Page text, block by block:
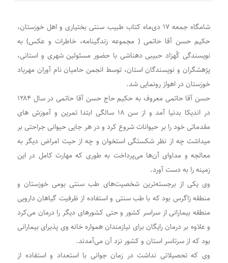
شامگاه جمعه ۱۷ دی‌ماه کتاب طبیب سنتی بختیاری و اهل خوزستان،
حکیم حسن آقا حاتمی ( مجموعه زندگینامه، خاطرات و عکس) به
نویسندگی کُهزاد حبیبی دهناشی با حضور مسئولین شهری و استانی،
پژهشگران و نویسندگان استان، توسط انجمن حامیان نام آوران مهریاد
خوزستان در اهواز رونمایی شد.
حسن آقا حاتمی معروف به حکیم حاج حسن آقا حاتمی در سال ۱۲۸۴
در اندیکا بدنیا آمد و از سن ۱۸ سالگی ابتدا تمرین و آموزش های
مقدماتی خود را بر حیوانات شروع کرد و در هر جایی حیوانی جراحتی بر
میداشت چه از نظر شکستگی استخوان و چه از حیث امراض دیگر به
معالجه و مداوای آن‌ها می‌پرداخت به طوری که مهارت کامل در این
زمینه را به دست آورد.
وی یکی از برجسته‌ترین شخصیت‌های طب سنتی بومی خوزستان و
منطقه زاگرس بود که با طب سنتی و استفاده از ظرفیت گیاهان دارویی
منطقه بیمارانی از سراسر کشور و حتی کشورهای دیگر را درمان می‌کرد
و علاوه بر درمان رایگان برای نیازمندان همواره خانه وی پذیرای بیمارانی
بود که از سرتاسر استان و کشور نزد آن می‌آمدند.
وی که تحصیلاتی نداشت در زمان جوانی با استعداد و استفاده از